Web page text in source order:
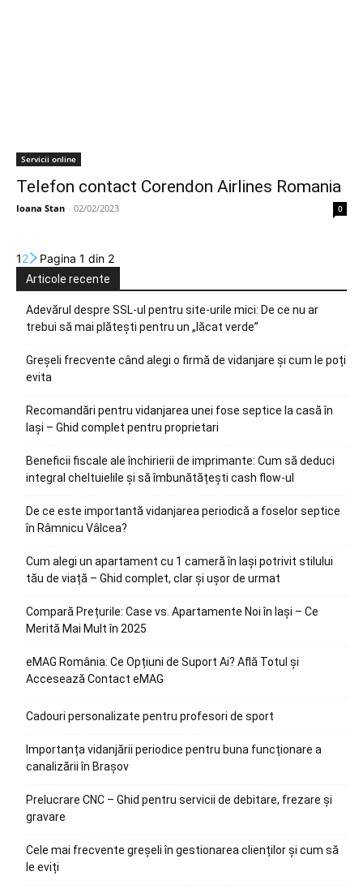
Servicii online
Telefon contact Corendon Airlines Romania
Ioana Stan - 02/02/2023 0
12 Pagina 1 din 2
Articole recente
Adevărul despre SSL-ul pentru site-urile mici: De ce nu ar
trebui să mai plătești pentru un „lăcat verde”
Greșeli frecvente când alegi o firmă de vidanjare și cum le poți
evita
Recomandări pentru vidanjarea unei fose septice la casă în
Iași – Ghid complet pentru proprietari
Beneficii fiscale ale închirierii de imprimante: Cum să deduci
integral cheltuielile și să îmbunătățești cash flow-ul
De ce este importantă vidanjarea periodică a foselor septice
în Râmnicu Vâlcea?
Cum alegi un apartament cu 1 cameră în Iași potrivit stilului
tău de viață – Ghid complet, clar și ușor de urmat
Compară Prețurile: Case vs. Apartamente Noi în Iași – Ce
Merită Mai Mult în 2025
eMAG România: Ce Opțiuni de Suport Ai? Află Totul și
Accesează Contact eMAG
Cadouri personalizate pentru profesori de sport
Importanța vidanjării periodice pentru buna funcționare a
canalizării în Brașov
Prelucrare CNC – Ghid pentru servicii de debitare, frezare și
gravare
Cele mai frecvente greșeli în gestionarea clienților și cum să
le eviți